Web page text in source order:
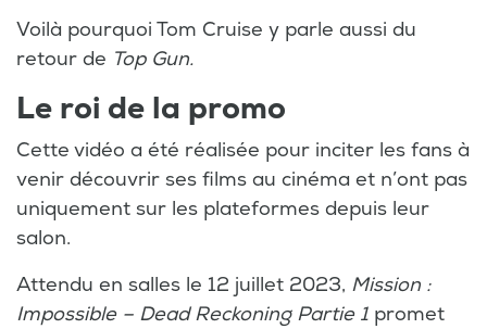
Voilà pourquoi Tom Cruise y parle aussi du
retour de Top Gun.
Le roi de la promo
Cette vidéo a été réalisée pour inciter les fans à
venir découvrir ses films au cinéma et n’ont pas
uniquement sur les plateformes depuis leur
salon.
Attendu en salles le 12 juillet 2023, Mission :
Impossible – Dead Reckoning Partie 1 promet